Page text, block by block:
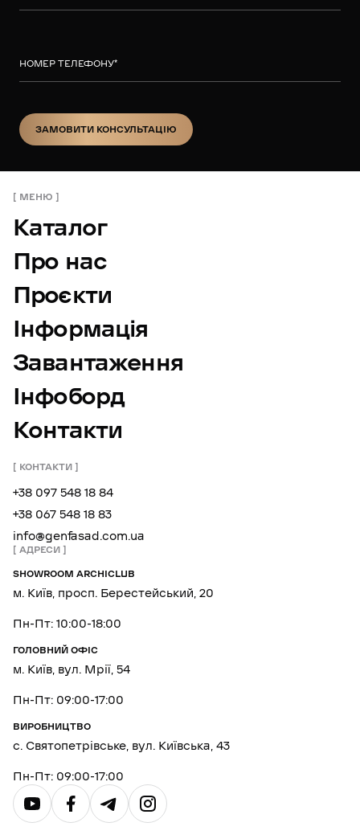
НОМЕР ТЕЛЕФОНУ*
ЗАМОВИТИ КОНСУЛЬТАЦІЮ
МЕНЮ
Каталог
Про нас
Проєкти
Інформація
Завантаження
Інфоборд
Контакти
КОНТАКТИ
+38 097 548 18 84
+38 067 548 18 83
info@genfasad.com.ua
АДРЕСИ
SHOWROOM ARCHICLUB
м. Київ, просп. Берестейський, 20
Пн-Пт: 10:00-18:00
ГОЛОВНИЙ ОФІС
м. Київ, вул. Мрії, 54
Пн-Пт: 09:00-17:00
ВИРОБНИЦТВО
с. Святопетрівське, вул. Київська, 43
Пн-Пт: 09:00-17:00